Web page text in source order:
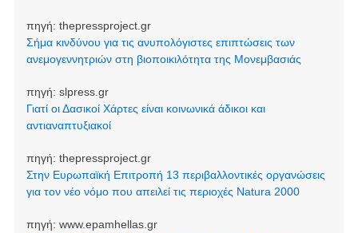
πηγή: thepressproject.gr
Σήμα κινδύνου για τις ανυπολόγιστες επιπτώσεις των
ανεμογεννητριών στη βιοποικιλότητα της Μονεμβασιάς
πηγή: slpress.gr
Γιατί οι Δασικοί Χάρτες είναι κοινωνικά άδικοι και
αντιαναπτυξιακοί
πηγή: thepressproject.gr
Στην Ευρωπαϊκή Επιτροπή 13 περιβαλλοντικές οργανώσεις
για τον νέο νόμο που απειλεί τις περιοχές Natura 2000
πηγή: www.epamhellas.gr